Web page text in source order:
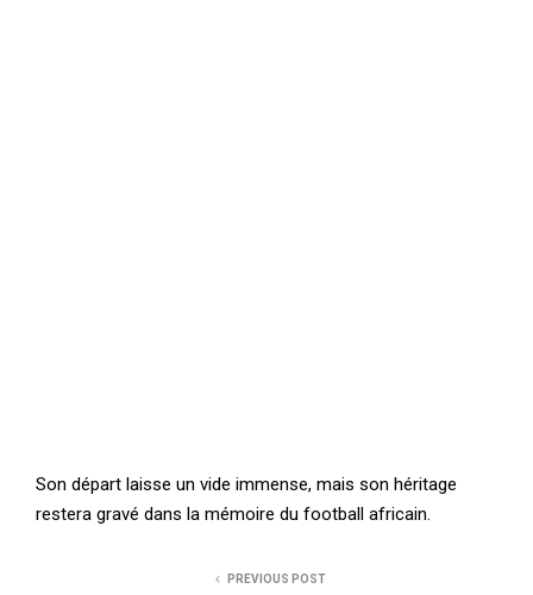
Son départ laisse un vide immense, mais son héritage
restera gravé dans la mémoire du football africain.
PREVIOUS POST